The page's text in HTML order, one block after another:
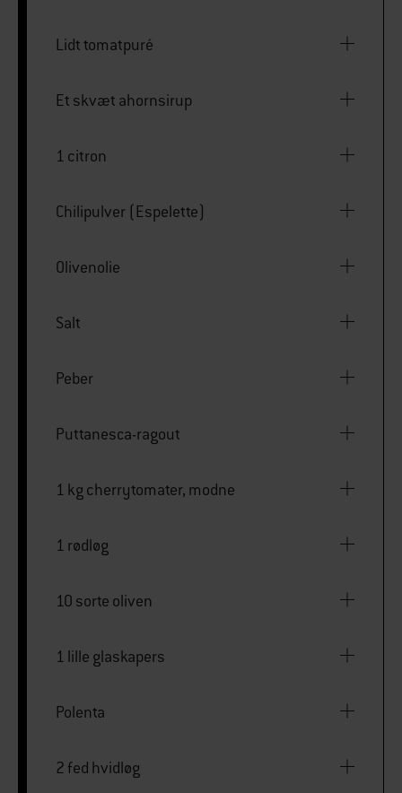
Lidt tomatpuré
Et skvæt ahornsirup
1 citron
Chilipulver (Espelette)
Olivenolie
Salt
Peber
Puttanesca-ragout
1 kg cherrytomater, modne
1 rødløg
10 sorte oliven
1 lille glaskapers
Polenta
2 fed hvidløg